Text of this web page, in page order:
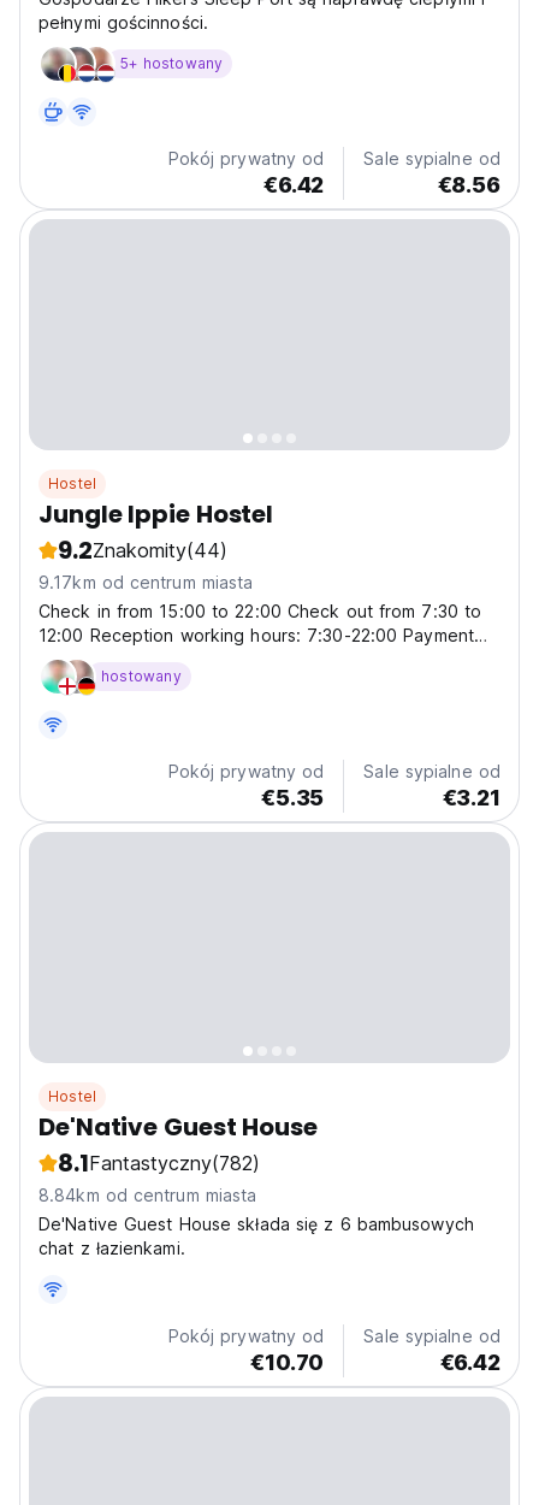
pełnymi gościnności.
5+ hostowany
Pokój prywatny od
€6.42
Sale sypialne od
€8.56
Hostel
Jungle Ippie Hostel
9.2Znakomity(44)
9.17km od centrum miasta
Check in from 15:00 to 22:00 Check out from 7:30 to
12:00 Reception working hours: 7:30-22:00 Payment
upon arrival by cash or Malaysian bank online payment.
Taxes not included: Local Tourism Tax 10 MYR per
hostowany
Pokój prywatny od
€5.35
Sale sypialne od
€3.21
Hostel
De'Native Guest House
8.1Fantastyczny(782)
8.84km od centrum miasta
De'Native Guest House składa się z 6 bambusowych
chat z łazienkami.
Pokój prywatny od
€10.70
Sale sypialne od
€6.42